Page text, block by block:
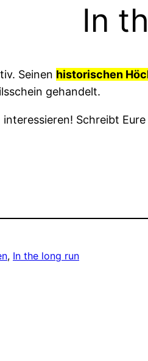
In
Seinen historischen
gehandelt.
Schreibt
, In the long run